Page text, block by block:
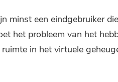
minst een eindgebruiker
het probleem van het
in het virtuele